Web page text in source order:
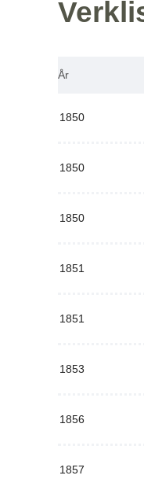
År
1850
1850
1850
1851
1851
1853
1856
1857